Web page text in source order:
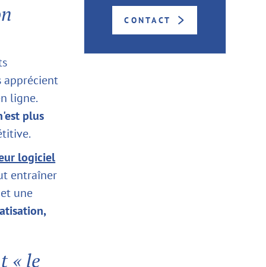
apprécient
ligne.
plus
logiciel
entraîner
une
« le
CONTACT